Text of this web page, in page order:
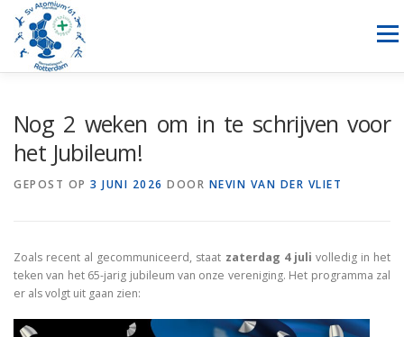
naar
inhoud
Menu
Nog 2 weken om in te schrijven voor
het Jubileum!
GEPOST OP 3 JUNI 2026 DOOR NEVIN VAN DER VLIET
Zoals recent al gecommuniceerd, staat zaterdag 4 juli volledig in het
teken van het 65-jarig jubileum van onze vereniging. Het programma zal
er als volgt uit gaan zien: